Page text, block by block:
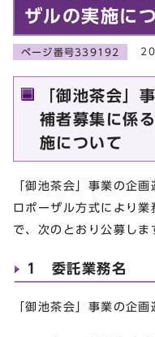
ザルの実施に
ページ番号339192
「御池茶会」
補者募集に係
施について
「御池茶会」事業の企
ロポーザル方式により
で、次のとおり公募しま
1 委託業務名
「御池茶会」事業の企画